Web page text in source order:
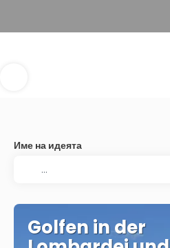
Име на идеята
Golfen in der